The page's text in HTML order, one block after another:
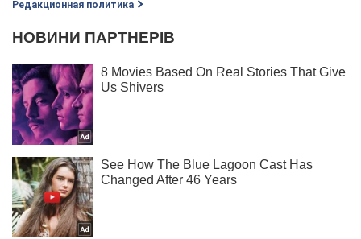
Редакционная политика